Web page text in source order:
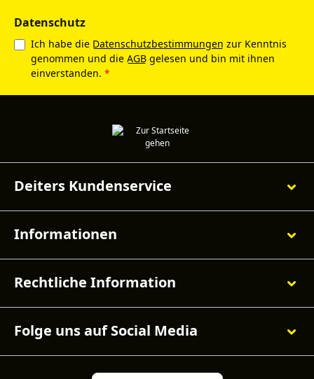
Datenschutz
Ich habe die Datenschutzbestimmungen zur Kenntnis
genommen und die AGB gelesen und bin mit ihnen
einverstanden. *
Deiters Kundenservice
Informationen
Rechtliche Information
Folge uns auf Social Media